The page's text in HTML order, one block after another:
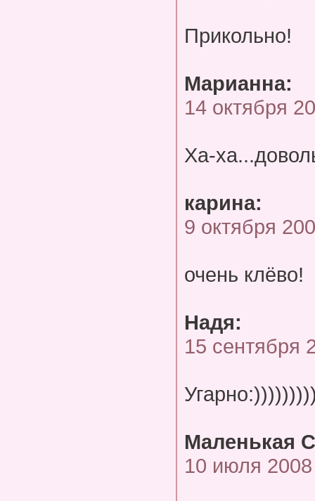
Прикольно!
Марианна:
14 октября
Ха-
карина:
9 октября
очень клёво!
Надя:
15 сентября
Маленькая
10 июля 2008